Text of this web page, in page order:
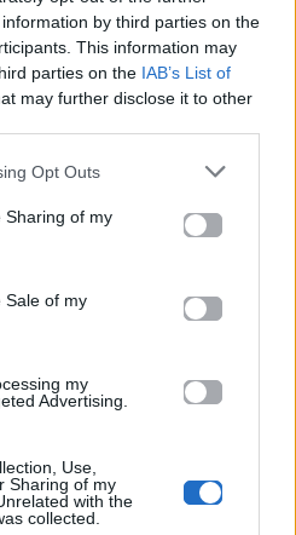
by third parties on the
This information may
parties on the IAB’s List of
may further disclose it to other
Opt Outs
Sharing of my
Sale of my
my
Advertising.
Use,
Sharing of my
with the
collected.